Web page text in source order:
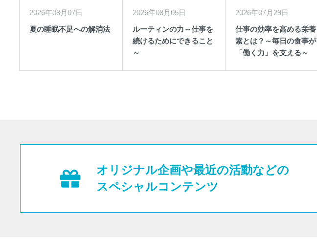
2026年08月07日
夏の睡眠不足への解消法
2026年08月05日
ルーティンの力～仕事を
続けるためにできること
～
2026年07月29日
仕事の効率を高める栄養
素とは？～毎日の食事が
「働く力」を支える～
オリジナル企画や最近の活動などの
スペシャルコンテンツ